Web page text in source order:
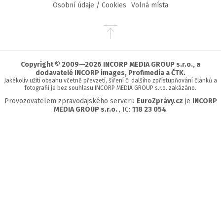
Osobní údaje / Cookies
Volná místa
Přejít
stránky
Copyright © 2009—2026 INCORP MEDIA GROUP s.r.o., a
dodavatelé INCORP images, Profimedia a ČTK.
Jakékoliv užití obsahu včetně převzetí, šíření či dalšího zpřístupňování článků a
fotografií je bez souhlasu INCORP MEDIA GROUP s.r.o. zakázáno.
Provozovatelem zpravodajského serveru EuroZprávy.cz je INCORP
MEDIA GROUP s.r.o. , IC: 118 23 054.